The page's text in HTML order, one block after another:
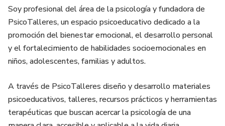
Soy profesional del área de la psicología y fundadora de
PsicoTalleres, un espacio psicoeducativo dedicado a la
promoción del bienestar emocional, el desarrollo personal
y el fortalecimiento de habilidades socioemocionales en
niños, adolescentes, familias y adultos.
A través de PsicoTalleres diseño y desarrollo materiales
psicoeducativos, talleres, recursos prácticos y herramientas
terapéuticas que buscan acercar la psicología de una